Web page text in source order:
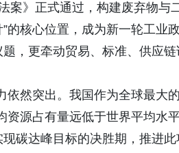
案》正式通过，构建废弃物与
”的核心位置，成为新一轮工
题，更牵动贸易、标准、供应
依然突出。我国作为全球最大
资源占有量远低于世界平均水
现碳达峰目标的决胜期，推进